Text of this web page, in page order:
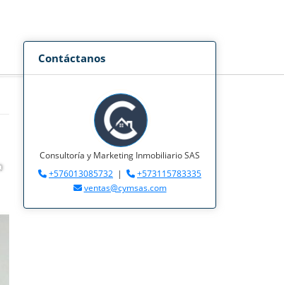
Contáctanos
Consultoría y Marketing Inmobiliario SAS
+576013085732 |
+573115783335
ventas@cymsas.com